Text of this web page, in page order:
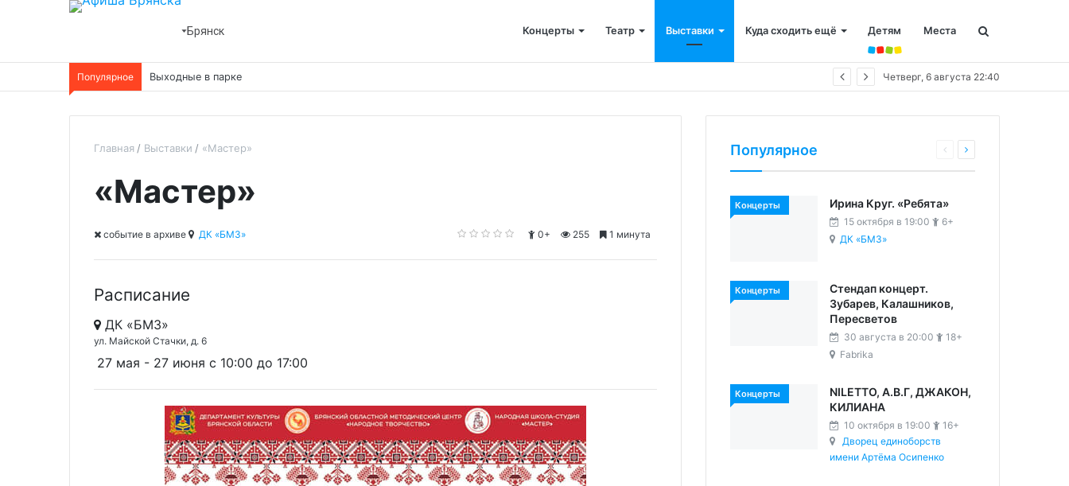
Брянск Концерты Театр Выставки Куда сходить ещё Детям Места
Популярное Выходные в парке Четверг, 6 августа 22:40
Главная Выставки «Мастер»
«Мастер»
cобытие в архиве ДК «БМЗ» 0+ 255 1 минута
Расписание
ДК «БМЗ»
ул. Майской Стачки, д. 6
27 мая - 27 июня c 10:00 до 17:00
Популярное
Концерты Ирина Круг. «Ребята»
15 октября в 19:00
6+
ДК «БМЗ»
Концерты
Стендап концерт.
Зубарев, Калашников,
Пересветов
30 августа в 20:00
18+
Fabrika
Концерты
NILETTO, А.В.Г, ДЖАКОН,
КИЛИАНА
10 октября в 19:00
16+
Дворец единоборств
имени Артёма Осипенко